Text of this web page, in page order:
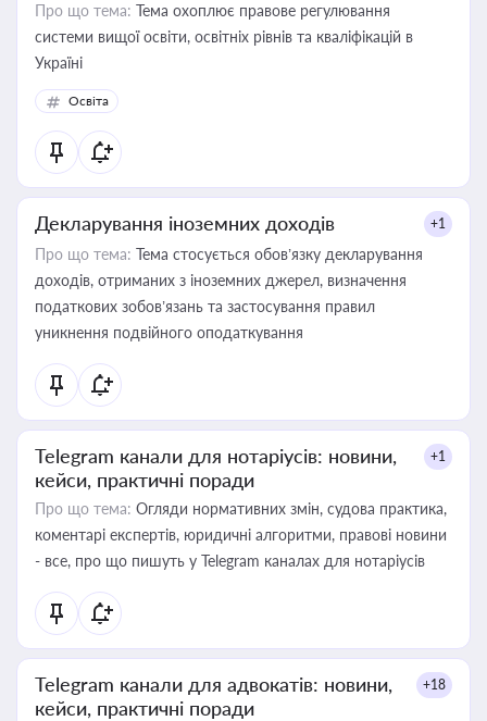
Про що тема: Тема охоплює правове регулювання
системи вищої освіти, освітніх рівнів та кваліфікацій в
Україні
Освіта
Декларування іноземних доходів +1
Про що тема: Тема стосується обов’язку декларування
доходів, отриманих з іноземних джерел, визначення
податкових зобов’язань та застосування правил
уникнення подвійного оподаткування
Telegram канали для нотаріусів: новини,
кейси, практичні поради
+1
Про що тема: Огляди нормативних змін, судова практика,
коментарі експертів, юридичні алгоритми, правові новини
- все, про що пишуть у Telegram каналах для нотаріусів
Telegram канали для адвокатів: новини,
кейси, практичні поради
+18